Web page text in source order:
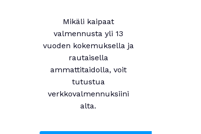
Mikäli kaipaat
valmennusta yli 13
vuoden kokemuksella ja
rautaisella
ammattitaidolla, voit
tutustua
verkkovalmennuksiini
alta.